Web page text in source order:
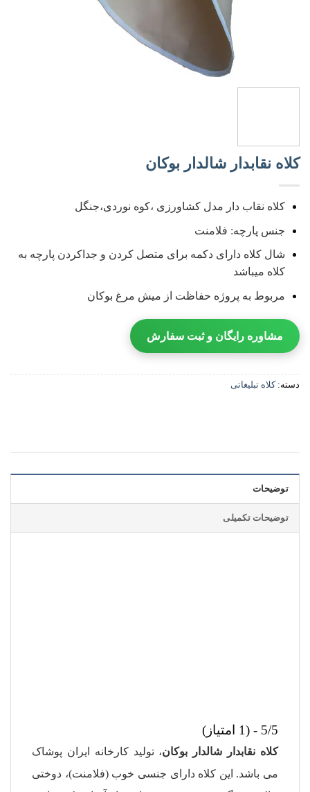
کلاه نقابدار شالدار بوکان
کلاه نقاب دار مدل کشاورزی ،کوه نوردی،جنگل
جنس پارچه: فلامنت
شال کلاه دارای دکمه برای متصل کردن و جداکردن پارچه به
کلاه میباشد
مربوط به پروژه حفاظت از میش مرغ بوکان‎
مشاوره رایگان و ثبت سفارش
دسته:کلاه تبلیغاتی
توضیحات
توضیحات تکمیلی
5/5 - (1 امتیاز)
کلاه نقابدار شالدار بوکان، تولید کارخانه
ایران پوشاک
می باشد. این کلاه دارای جنسی خوب (فلامنت)، دوختی